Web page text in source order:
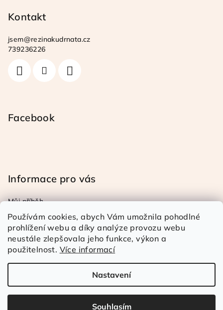
Používám cookies, abych Vám umožnila pohodlné
prohlížení webu a díky analýze provozu webu
neustále zlepšovala jeho funkce, výkon a
použitelnost. Více informací
Nastavení
Souhlasím
Kontakt
jsem@rezinakudrnata.cz
739236226
Facebook
Informace pro vás
Můj příběh
Obchodní a reklamační podmínky
Podmínky ochrany osob. úd.
Doprava a platba
Kontakty